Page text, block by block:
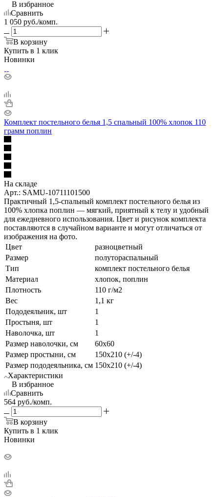
В избранное
Сравнить
1 050 руб./комп.
В корзину
Купить в 1 клик
Новинки
Комплект постельного белья 1,5 спальный 100% хлопок 110
грамм поплин
На складе
Арт.: SAMU-10711101500
Практичный 1,5-спальный комплект постельного белья из
100% хлопка поплин — мягкий, приятный к телу и удобный
для ежедневного использования. Цвет и рисунок комплекта
поставляются в случайном варианте и могут отличаться от
изображения на фото.
Цвет
разноцветный
Размер
полутораспальный
Тип
комплект постельного белья
Материал
хлопок, поплин
Плотность
110 г/м2
Вес
1,1 кг
Пододеяльник, шт
1
Простыня, шт
1
Наволочка, шт
1
Размер наволочки, см
60х60
Размер простыни, см
150х210 (+/-4)
Размер пододеяльника, см 150х210 (+/-4)
Характеристики
В избранное
Сравнить
564 руб./комп.
В корзину
Купить в 1 клик
Новинки